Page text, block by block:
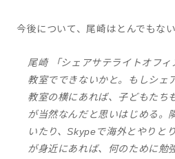
今後について、尾崎はとんでもな
尾崎 「シェアサテライトオフ
教室でできないかと。もしシェ
教室の横にあれば、子どもたち
が当然なんだと思いはじめる。
いたり、Skypeで海外とやりと
が身近にあれば、何のために勉